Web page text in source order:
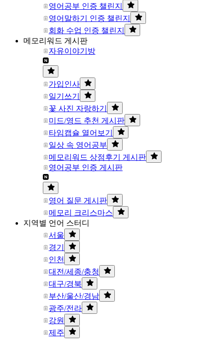
영어공부 인증 챌린지
영어말하기 인증 챌린지
회화 수업 인증 챌린지
메모리워드 게시판
자유이야기방
가입인사
일기쓰기
꽃 사진 자랑하기
미드/영드 추천 게시판
타임캡슐 열어보기
일상 속 영어공부
메모리워드 상점후기 게시판
영어공부 인증 게시판
영어 질문 게시판
메모리 크리스마스
지역별 언어 스터디
서울
경기
인천
대전/세종/충청
대구/경북
부산/울산/경남
광주/전라
강원
제주